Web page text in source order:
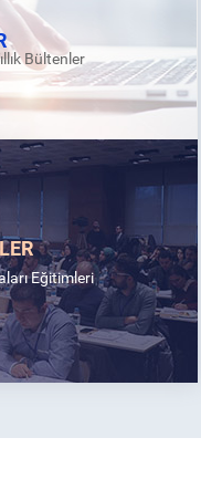
Bültenler
Eğitimleri